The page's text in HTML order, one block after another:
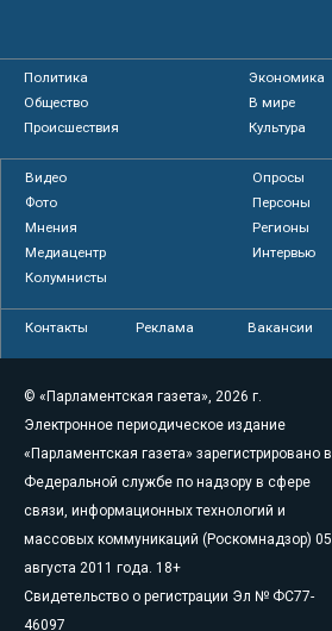
Политика
Экономика
Общество
В мире
Происшествия
Культура
Видео
Опросы
Фото
Персоны
Мнения
Регионы
Медиацентр
Интервью
Колумнисты
Контакты Реклама Вакансии
© «Парламентская газета», 2026 г.
Электронное периодическое издание
«Парламентская газета» зарегистрировано в
Федеральной службе по надзору в сфере
связи, информационных технологий и
массовых коммуникаций (Роскомнадзор) 05
августа 2011 года. 18+
Свидетельство о регистрации Эл № ФС77-
46097